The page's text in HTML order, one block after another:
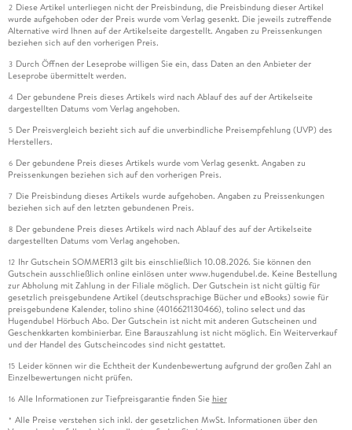
2 Diese Artikel unterliegen nicht der Preisbindung, die Preisbindung dieser Artikel
wurde aufgehoben oder der Preis wurde vom Verlag gesenkt. Die jeweils zutreffende
Alternative wird Ihnen auf der Artikelseite dargestellt. Angaben zu Preissenkungen
beziehen sich auf den vorherigen Preis.
3 Durch Öffnen der Leseprobe willigen Sie ein, dass Daten an den Anbieter der
Leseprobe übermittelt werden.
4 Der gebundene Preis dieses Artikels wird nach Ablauf des auf der Artikelseite
dargestellten Datums vom Verlag angehoben.
5 Der Preisvergleich bezieht sich auf die unverbindliche Preisempfehlung (UVP) des
Herstellers.
6 Der gebundene Preis dieses Artikels wurde vom Verlag gesenkt. Angaben zu
Preissenkungen beziehen sich auf den vorherigen Preis.
7 Die Preisbindung dieses Artikels wurde aufgehoben. Angaben zu Preissenkungen
beziehen sich auf den letzten gebundenen Preis.
8 Der gebundene Preis dieses Artikels wird nach Ablauf des auf der Artikelseite
dargestellten Datums vom Verlag angehoben.
12 Ihr Gutschein SOMMER13 gilt bis einschließlich 10.08.2026. Sie können den
Gutschein ausschließlich online einlösen unter www.hugendubel.de. Keine Bestellung
zur Abholung mit Zahlung in der Filiale möglich. Der Gutschein ist nicht gültig für
gesetzlich preisgebundene Artikel (deutschsprachige Bücher und eBooks) sowie für
preisgebundene Kalender, tolino shine (4016621130466), tolino select und das
Hugendubel Hörbuch Abo. Der Gutschein ist nicht mit anderen Gutscheinen und
Geschenkkarten kombinierbar. Eine Barauszahlung ist nicht möglich. Ein Weiterverkauf
und der Handel des Gutscheincodes sind nicht gestattet.
15 Leider können wir die Echtheit der Kundenbewertung aufgrund der großen Zahl an
Einzelbewertungen nicht prüfen.
16 Alle Informationen zur Tiefpreisgarantie finden Sie hier
* Alle Preise verstehen sich inkl. der gesetzlichen MwSt. Informationen über den